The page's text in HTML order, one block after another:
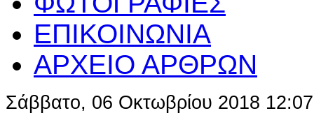
ΕΠΙΚΟΙΝΩΝΙΑ
ΑΡΧΕΙΟ ΑΡΘΡΩΝ
Σάββατο, 06 Οκτωβρίου 2018 12:07